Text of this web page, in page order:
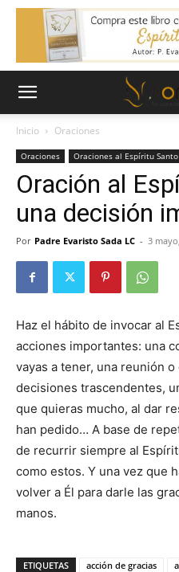
Inicio Oraciones
Oraciones Oraciones al Espíritu Santo
Oración al
una decisión
Por Padre Evaristo Sada LC - 3
Haz el hábito de invocar al
acciones importantes: una
vayas a tener, una reunión
decisiones trascendentes,
que quieras mucho, al dar
han pedido… A base de
de recurrir siempre al
como estos. Y una vez que
volver a Él para darle las
manos.
ETIQUETAS acción de gracias